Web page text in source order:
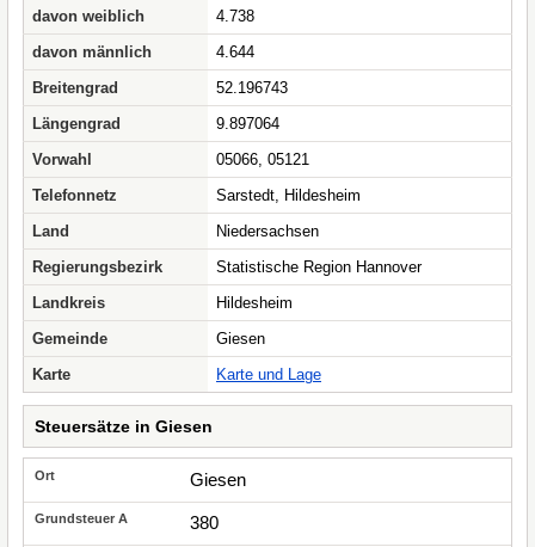
davon weiblich
4.738
davon männlich
4.644
Breitengrad
52.196743
Längengrad
9.897064
Vorwahl
05066, 05121
Telefonnetz
Sarstedt, Hildesheim
Land
Niedersachsen
Regierungsbezirk
Statistische Region Hannover
Landkreis
Hildesheim
Gemeinde
Giesen
Karte
Karte und Lage
Steuersätze in Giesen
Giesen
380